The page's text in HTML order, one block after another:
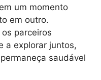
um momento
em outro.
parceiros
a explorar juntos,
saudável